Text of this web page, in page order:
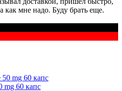
как мне надо. Буду брать еще.
mg 60 капс